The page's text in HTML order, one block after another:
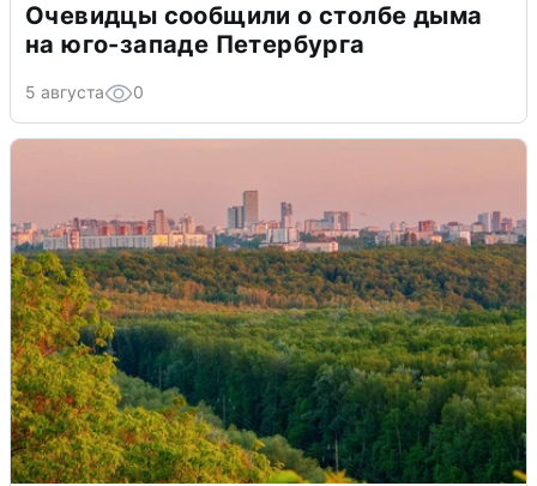
Очевидцы сообщили о столбе дыма
на юго-западе Петербурга
5 августа 0